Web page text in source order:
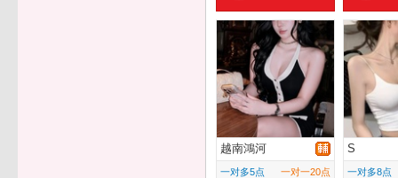
越南鴻河
一对多5点 一对一20点
S
一对多8点